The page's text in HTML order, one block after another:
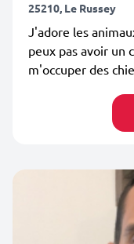
25210, Le Russey
J'adore les
peux pas avoir un
m'occuper des